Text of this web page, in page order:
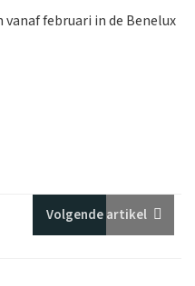
februari in de Benelux
Volgendeartikel